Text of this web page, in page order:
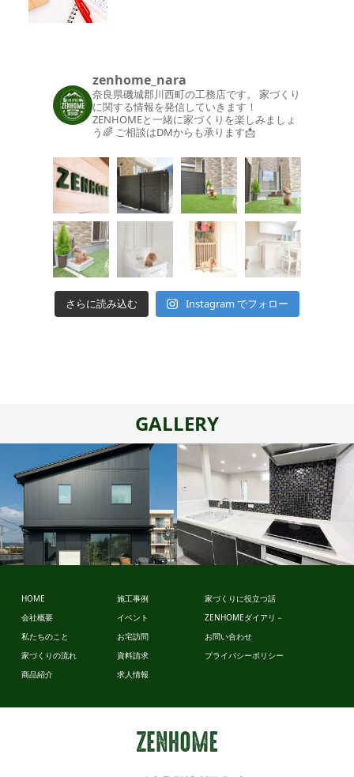
zenhome_nara
奈良県磯城郡川西町の工務店です。
家づくり
に関する情報を発信していきます！
ZENHOMEと一緒に家づくりを楽しみましょ
う🌈 ご相談はDMからも承ります📩
さらに読み込む Instagram でフォロー
GALLERY
スタイルデ
ザイン
ビュッフェ
スタイル
HOME
会社概要
私たちのこと
家づくりの流れ
商品紹介
施工事例
イベント
お宅訪問
資料請求
求人情報
家づくりに役立つ話
ZENHOMEダイアリ－
お問い合わせ
プライバシーポリシー